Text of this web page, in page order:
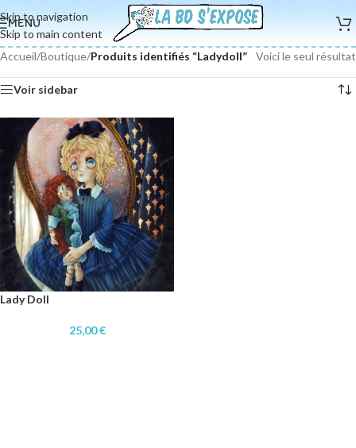
Skip to navigation
Skip to main content
MENU
Accueil/Boutique/Produits identifiés “Ladydoll” Voici le seul résultat
Voir sidebar
Lady Doll
25,00€